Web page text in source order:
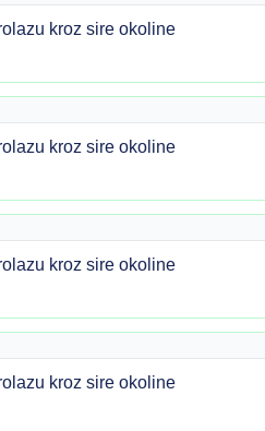
kroz sire okoline
kroz sire okoline
kroz sire okoline
kroz sire okoline